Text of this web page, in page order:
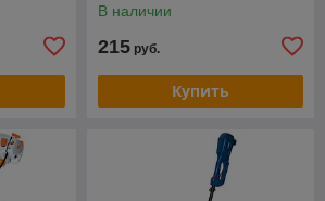
В наличии
215 руб.
Купить